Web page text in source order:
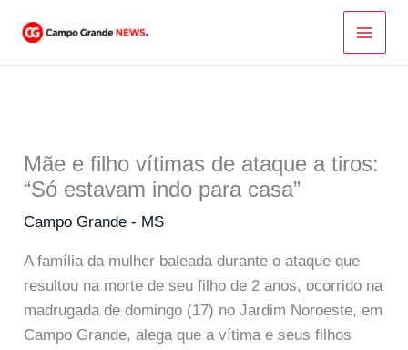
para
Mãe e filho vítimas de ataque a tiros:
“Só estavam indo para casa”
Campo Grande - MS
A família da mulher baleada durante o ataque que
resultou na morte de seu filho de 2 anos, ocorrido na
madrugada de domingo (17) no Jardim Noroeste, em
Campo Grande, alega que a vítima e seus filhos